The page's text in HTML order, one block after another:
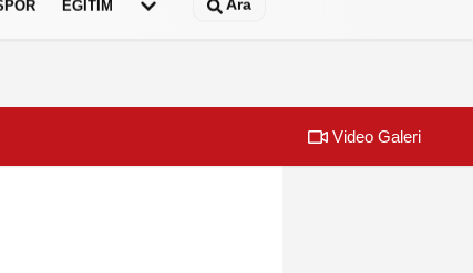
EĞİTİM Ara
Dünyanın
Video Galeri